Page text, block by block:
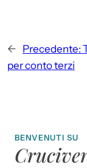
← Precedente:
per conto terzi
BENVENUTI SU